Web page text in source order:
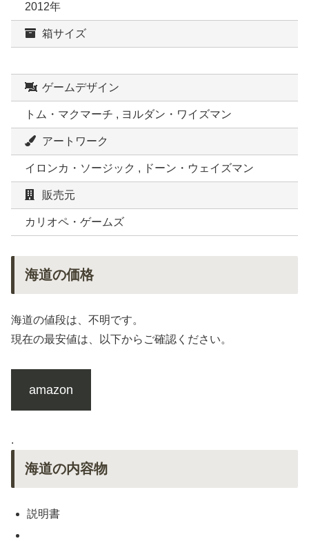
2012年
箱サイズ
ゲームデザイン
トム・マクマーチ , ヨルダン・ワイズマン
アートワーク
イロンカ・ソージック , ドーン・ウェイズマン
販売元
カリオペ・ゲームズ
海道の価格
海道の値段は、不明です。
現在の最安値は、以下からご確認ください。
amazon
.
海道の内容物
説明書